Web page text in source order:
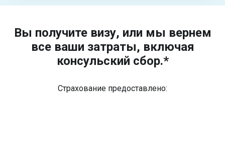
Вы получите визу, или мы вернем
все ваши затраты, включая
консульский сбор.*
Страхование предоставлено: